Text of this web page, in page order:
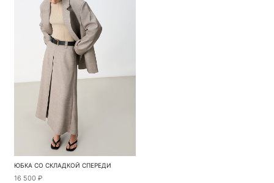
ЮБКА СО СКЛАДКОЙ СПЕРЕДИ
16 500 ₽